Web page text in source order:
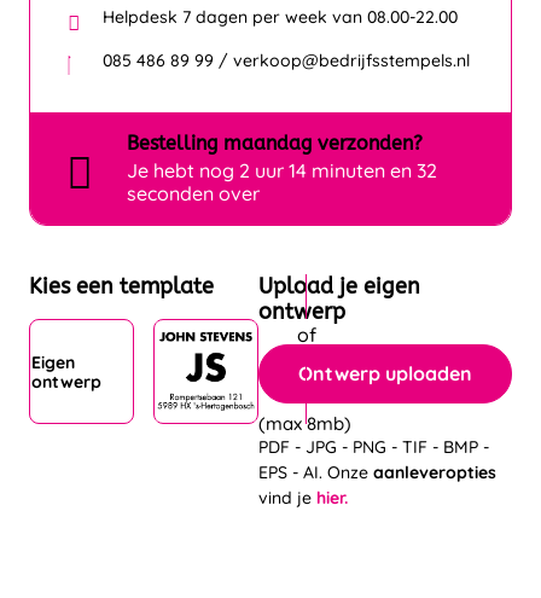
Helpdesk 7 dagen per week van 08.00-22.00
085 486 89 99 / verkoop@bedrijfsstempels.nl
Bestelling maandag verzonden?
Je hebt nog 2 uur 14 minuten en 31
seconden over
Kies een template
Eigen
ontwerp
Upload je eigen
ontwerp
Ontwerp uploaden
(max 8mb)
PDF - JPG - PNG - TIF - BMP -
EPS - AI. Onze aanleveropties
vind je hier.